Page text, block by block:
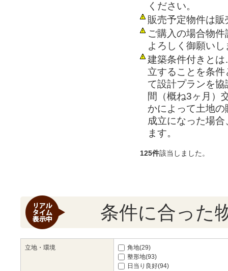
ください。
販売予定物件は
ご購入の場合物
よろしく御願いし
建築条件付きと
立することを条
て設計プランを
間（概ね3ヶ月）
かによって土地
成立になった場
ます。
125件該当しました。
条件に合った
立地・環境
角地(29)
整形地(93)
日当り良好(94)